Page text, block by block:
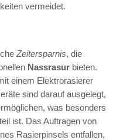
vermeidet.
Zeitersparnis, die
Nassrasur bieten.
einem Elektrorasierer
sind darauf ausgelegt,
was besonders
ist. Das Auftragen von
Rasierpinsels entfallen,